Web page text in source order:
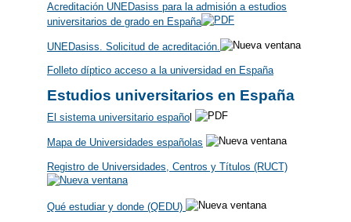
Acreditación UNEDasiss para la admisión a estudios
universitarios de grado en España
UNEDasiss. Solicitud de acreditación.
Folleto díptico acceso a la universidad en España
Estudios universitarios en España
El sistema universitario españo
Mapa de Universidades españolas
Registro de Universidades, Centros y Títulos (RUCT)
Qué estudiar y donde (QEDU)